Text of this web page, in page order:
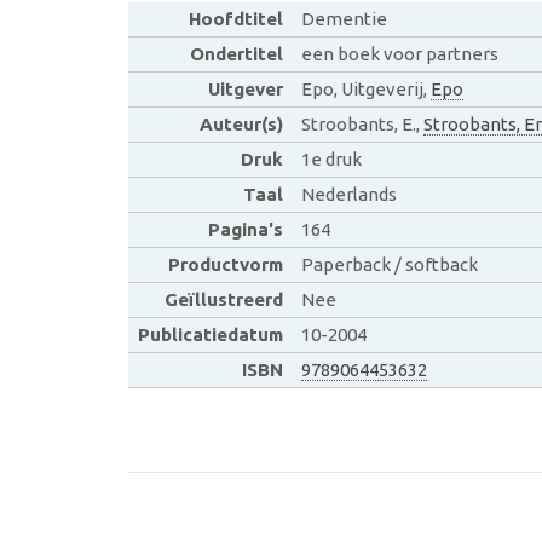
Hoofdtitel
Dementie
Ondertitel
een boek voor partners
Uitgever
Epo, Uitgeverij, Epo
Auteur(s)
Stroobants, E., Stroobants,
Druk
1e druk
Taal
Nederlands
Pagina's
164
Productvorm
Paperback / softback
Geïllustreerd
Nee
Publicatiedatum
10-2004
ISBN
9789064453632